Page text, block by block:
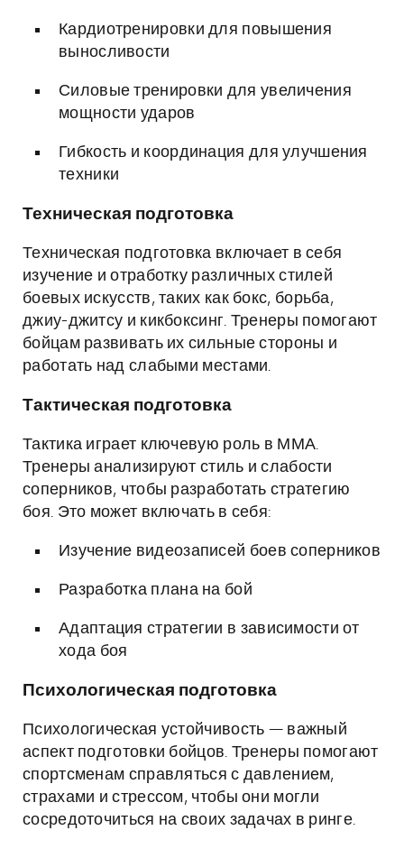
Кардиотренировки для повышения
выносливости
Силовые тренировки для увеличения
мощности ударов
Гибкость и координация для улучшения
техники
Техническая подготовка
Техническая подготовка включает в себя
изучение и отработку различных стилей
боевых искусств, таких как бокс, борьба,
джиу-джитсу и кикбоксинг. Тренеры помогают
бойцам развивать их сильные стороны и
работать над слабыми местами.
Тактическая подготовка
Тактика играет ключевую роль в ММА.
Тренеры анализируют стиль и слабости
соперников, чтобы разработать стратегию
боя. Это может включать в себя:
Изучение видеозаписей боев соперников
Разработка плана на бой
Адаптация стратегии в зависимости от
хода боя
Психологическая подготовка
Психологическая устойчивость — важный
аспект подготовки бойцов. Тренеры помогают
спортсменам справляться с давлением,
страхами и стрессом, чтобы они могли
сосредоточиться на своих задачах в ринге.